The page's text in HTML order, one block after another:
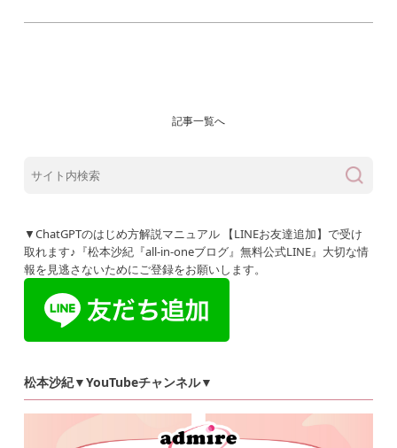
記事一覧へ
▼ChatGPTのはじめ方解説マニュアル 【LINEお友達追加】で受け
取れます♪『松本沙紀『all-in-oneブログ』無料公式LINE』大切な情
報を見逃さないためにご登録をお願いします。
松本沙紀▼YouTubeチャンネル▼